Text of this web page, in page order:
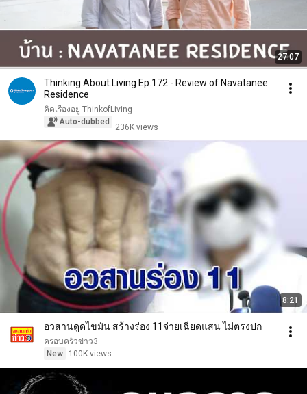
27:07
Thinking.About.Living Ep.172 - Review of Navatanee
Residence
คิดเรื่องอยู่ ThinkofLiving
Auto-dubbed
236K views
8:21
อวสานดูดไขมัน สร้างร่อง 11จ่ายเฉียดแสน ไม่ตรงปก
ครอบครัวข่าว3
New
100K views